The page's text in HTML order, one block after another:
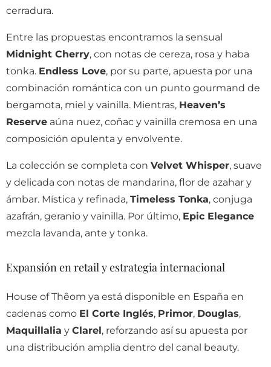
cerradura.
Entre las propuestas encontramos la sensual
Midnight Cherry, con notas de cereza, rosa y haba
tonka. Endless Love, por su parte, apuesta por una
combinación romántica con un punto gourmand de
bergamota, miel y vainilla. Mientras, Heaven’s
Reserve aúna nuez, coñac y vainilla cremosa en una
composición opulenta y envolvente.
La colección se completa con Velvet Whisper, suave
y delicada con notas de mandarina, flor de azahar y
ámbar. Mística y refinada, Timeless Tonka, conjuga
azafrán, geranio y vainilla. Por último, Epic Elegance
mezcla lavanda, ante y tonka.
Expansión en retail y estrategia internacional
House of Thêom ya está disponible en España en
cadenas como El Corte Inglés, Primor, Douglas,
Maquillalia y Clarel, reforzando así su apuesta por
una distribución amplia dentro del canal beauty.